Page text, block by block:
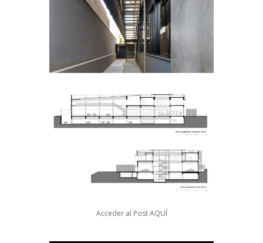
Acceder al PostAQUÍ